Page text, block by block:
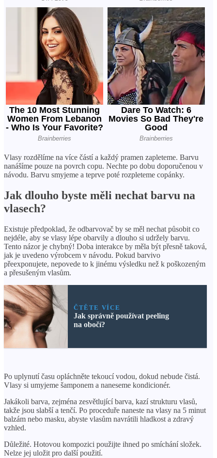
Vlasy rozdělíme na více částí a každý pramen zapleteme. Barvu
nanášíme pouze na povrch copu. Nechte po dobu doporučenou v
návodu. Barvu smyjeme a teprve poté rozpleteme copánky.
Jak dlouho byste měli nechat barvu na
vlasech?
Existuje předpoklad, že odbarvovač by se měl nechat působit co
nejdéle, aby se vlasy lépe obarvily a dlouho si udržely barvu.
Tento názor je chybný! Doba interakce by měla být přesně taková,
jak je uvedeno výrobcem v návodu. Pokud barvivo
přeexponujete, nepovede to k jinému výsledku než k poškozeným
a přesušeným vlasům.
ČTĚTE VÍCE
Jak správně používat peeling
na obočí?
Po uplynutí času opláchněte tekoucí vodou, dokud nebude čistá.
Vlasy si umyjeme šamponem a naneseme kondicionér.
Jakákoli barva, zejména zesvětlující barva, kazí strukturu vlasů,
takže jsou slabší a tenčí. Po proceduře naneste na vlasy na 5 minut
balzám nebo masku, abyste vlasům navrátili hladkost a zdravý
vzhled.
Důležité. Hotovou kompozici použijte ihned po smíchání složek.
Nelze jej uložit pro další použití.